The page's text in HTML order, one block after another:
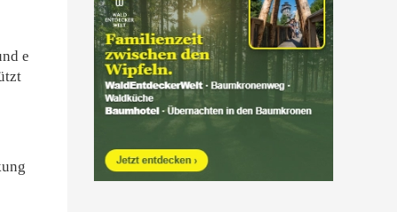
e
Hinterstoder ein.
alle Familienkarten Highlights